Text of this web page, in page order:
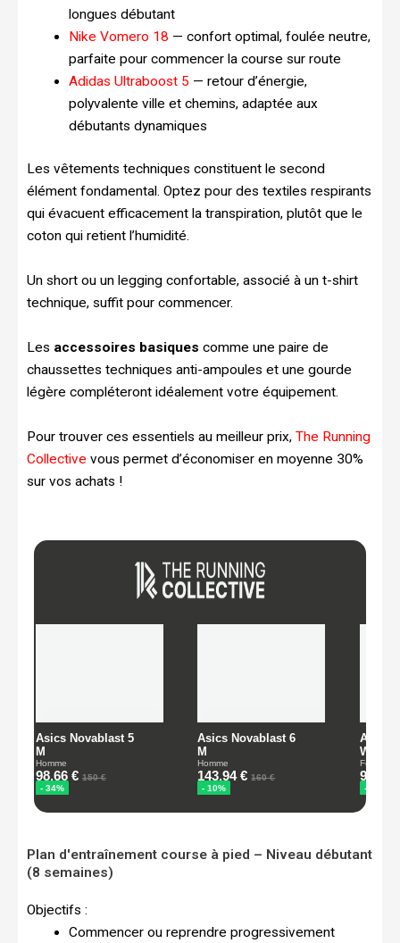
longues débutant
Nike Vomero 18 — confort optimal, foulée neutre,
parfaite pour commencer la course sur route
Adidas Ultraboost 5 — retour d’énergie,
polyvalente ville et chemins, adaptée aux
débutants dynamiques
Les vêtements techniques constituent le second
élément fondamental. Optez pour des textiles respirants
qui évacuent efficacement la transpiration, plutôt que le
coton qui retient l’humidité.
Un short ou un legging confortable, associé à un t-shirt
technique, suffit pour commencer.
Les accessoires basiques comme une paire de
chaussettes techniques anti-ampoules et une gourde
légère compléteront idéalement votre équipement.
Pour trouver ces essentiels au meilleur prix, The Running
Collective vous permet d’économiser en moyenne 30%
sur vos achats !
Plan d'entraînement course à pied – Niveau débutant
(8 semaines)
Objectifs :
Commencer ou reprendre progressivement